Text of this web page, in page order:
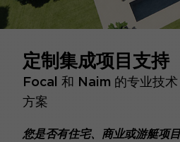
定制集成项目支持
Focal 和 Naim 的专业技术
方案
您是否有住宅、商业或游艇项